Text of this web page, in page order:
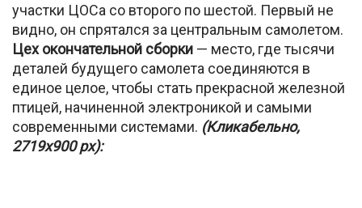
участки ЦОСа со второго по шестой. Первый не
видно, он спрятался за центральным самолетом.
Цех окончательной сборки — место, где тысячи
деталей будущего самолета соединяются в
единое целое, чтобы стать прекрасной железной
птицей, начиненной электроникой и самыми
современными системами. (Кликабельно,
2719х900 px):